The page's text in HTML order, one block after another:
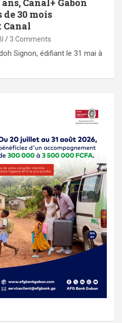
de 30 mois
Canal
3 Comments
Signon, édifiant le 31 mai à